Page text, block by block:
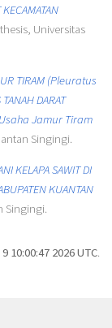
Universitas
TIRAM (Pleuratus
DARAT
Usaha Jamur Tiram
Singingi.
KELAPA SAWIT DI
KUANTAN
Singingi.
10:00:47 2026 UTC.